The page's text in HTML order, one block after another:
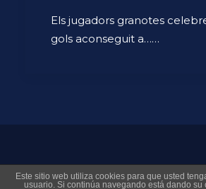
Els jugadors granotes
gols aconseguit a……
© 2026 Museo Virtual Levante UD.
Este sitio web utiliza cookies para que usted
usuario. Si continúa navegando está dando su